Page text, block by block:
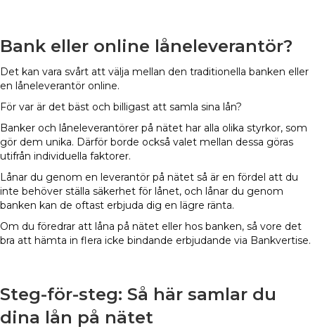
Bank eller online låneleverantör?
Det kan vara svårt att välja mellan den traditionella banken eller
en låneleverantör online.
För var är det bäst och billigast att samla sina lån?
Banker och låneleverantörer på nätet har alla olika styrkor, som
gör dem unika. Därför borde också valet mellan dessa göras
utifrån individuella faktorer.
Lånar du genom en leverantör på nätet så är en fördel att du
inte behöver ställa säkerhet för lånet, och lånar du genom
banken kan de oftast erbjuda dig en lägre ränta.
Om du föredrar att låna på nätet eller hos banken, så vore det
bra att hämta in flera icke bindande erbjudande via Bankvertise.
Steg-för-steg: Så här samlar du
dina lån på nätet